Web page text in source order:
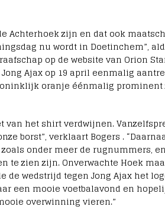
Achterhoek zijn en dat ook
nu wordt in Doetinchem”,
op de website van Orion
Ajax op 19 april eenmalig
oranje éénmalig
van het shirt verdwijnen.
borst”, verklaart Bogers .
onder meer de rugnummers,
te zien zijn. Onverwachte Hoek
de wedstrijd tegen Jong Ajax het
een mooie voetbalavond en
overwinning vieren.”